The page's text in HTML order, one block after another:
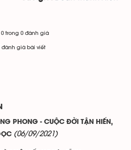
trong 0 đánh giá
đánh giá bài viết
PHONG - CUỘC ĐỜI TẬN HIẾN,
(06/09/2021)